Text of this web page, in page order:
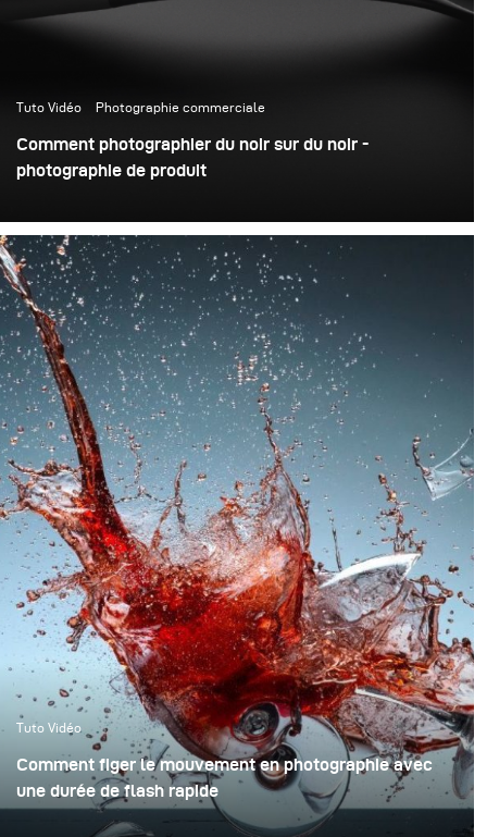
Tuto Vidéo Photographie commerciale
Comment photographier du noir sur du noir -
photographie de produit
Tuto Vidéo
Comment figer le mouvement en photographie avec
une durée de flash rapide